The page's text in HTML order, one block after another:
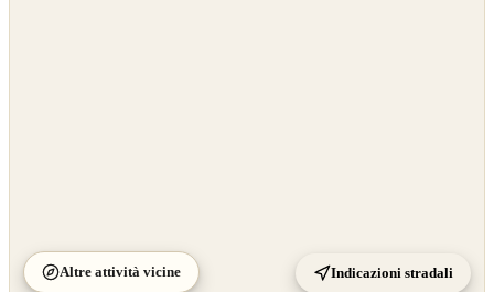
Altre attività vicine Indicazioni stradali